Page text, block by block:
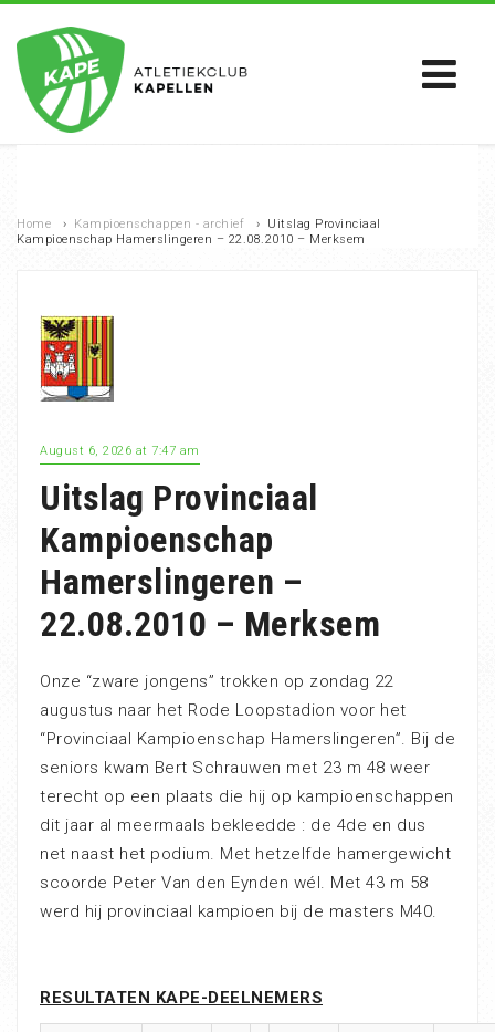
Home › Kampioenschappen - archief › Uitslag Provinciaal
Kampioenschap Hamerslingeren – 22.08.2010 – Merksem
August 6, 2026 at 7:47 am
Uitslag Provinciaal
Kampioenschap
Hamerslingeren –
22.08.2010 – Merksem
Onze “zware jongens” trokken op zondag 22
augustus naar het Rode Loopstadion voor het
“Provinciaal Kampioenschap Hamerslingeren”. Bij de
seniors kwam Bert Schrauwen met 23 m 48 weer
terecht op een plaats die hij op kampioenschappen
dit jaar al meermaals bekleedde : de 4de en dus
net naast het podium. Met hetzelfde hamergewicht
scoorde Peter Van den Eynden wél. Met 43 m 58
werd hij provinciaal kampioen bij de masters M40.
RESULTATEN KAPE-DEELNEMERS